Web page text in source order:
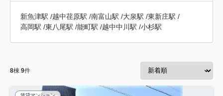
新魚津駅 /越中荏原駅 /南富山駅 /大泉駅 /東新庄駅 /
高岡駅 /東八尾駅 /能町駅 /越中中川駅 /小杉駅
8棟 9件